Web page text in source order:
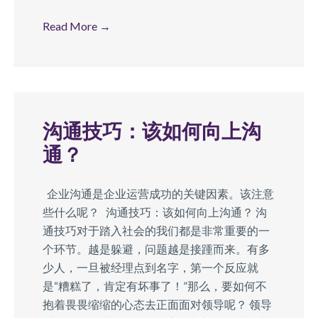
Read More →
沟通技巧：该如何向上沟
通？
企业沟通是企业运营成功的关键因素。该注意
些什么呢？ ​​沟通技巧：该如何向上沟通？ 沟
通技巧对于踏入社会的我们都是非常重要的一
个环节。越是躲避，问题越是接踵而来。有多
少人，一旦被经理点到名字，第一个反应就
是“糟糕了，肯定有坏事了！”那么，要如何不
抱着畏畏缩缩的心态去正面面对领导呢？ 领导